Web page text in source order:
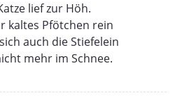
lief zur Höh.
kaltes Pfötchen rein
auch die Stiefelein
mehr im Schnee.